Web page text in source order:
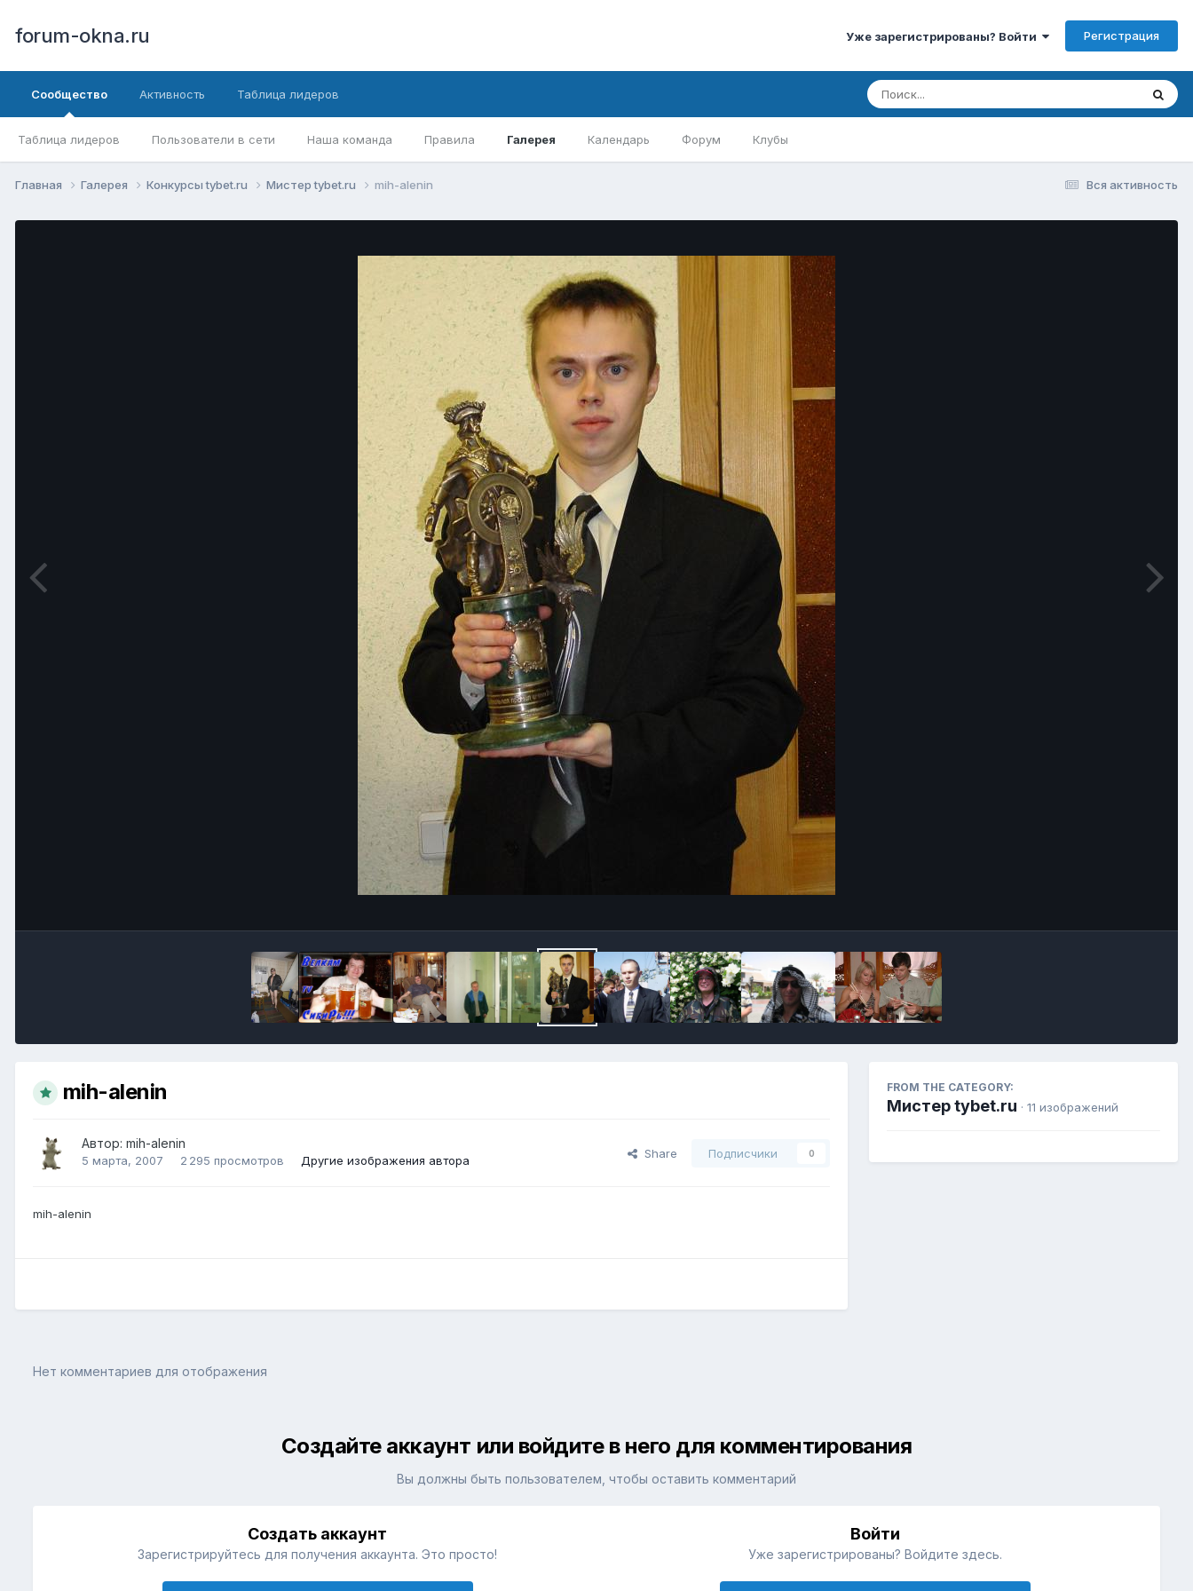
forum-okna.ru Уже зарегистрированы? Войти Регистрация
Сообщество
Таблица лидеров Пользователи в сети Наша команда Правила Галерея Календарь Форум Клубы
Активность Таблица лидеров
Вся активность
Главная Галерея Конкурсы tybet.ru Мистер tybet.ru mih-alenin
mih-alenin
Автор: mih-alenin
5 марта, 2007 2 295 просмотров Другие изображения автора
Share Подписчики 0
mih-alenin
FROM THE CATEGORY:
Мистер tybet.ru · 11 изображений
Нет комментариев для отображения
Создайте аккаунт или войдите в него для комментирования
Вы должны быть пользователем, чтобы оставить комментарий
Создать аккаунт
Зарегистрируйтесь для получения аккаунта. Это просто!
Войти
Уже зарегистрированы? Войдите здесь.